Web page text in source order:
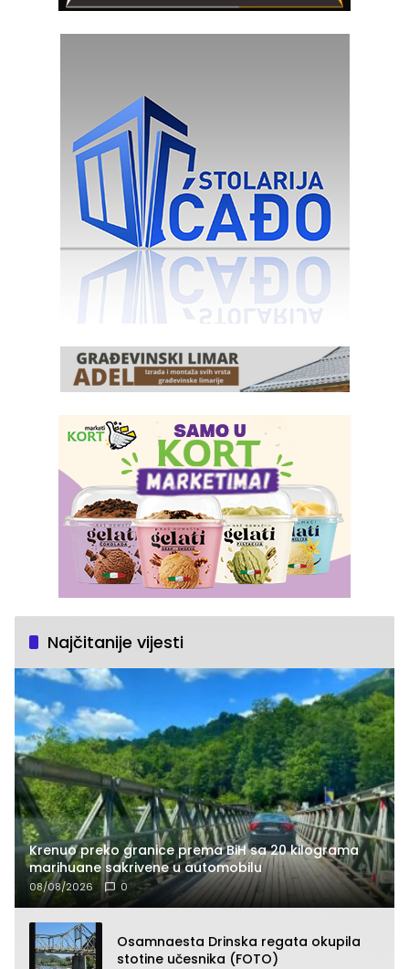
Najčitanije vijesti
Krenuo preko granice prema BiH sa 20 kilograma
marihuane sakrivene u automobilu
08/08/2026 0
Osamnaesta Drinska regata okupila
stotine učesnika (FOTO)